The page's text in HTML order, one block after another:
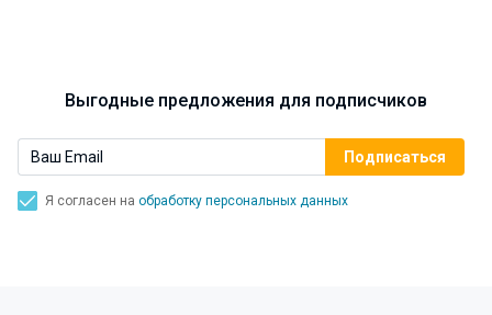
Выгодные предложения для подписчиков
Я согласен на обработку персональных данных